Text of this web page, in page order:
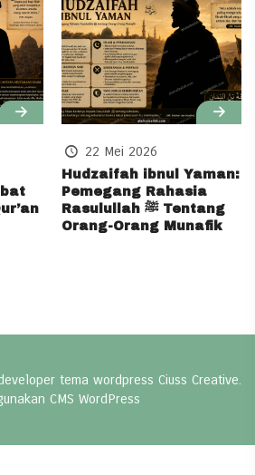
22 Mei 2026
Hudzaifah ibnul Yaman:
Pemegang Rahasia
Rasulullah ﷺ Tentang
Orang-Orang Munafik
tema wordpress Ciuss Creative.
CMS WordPress